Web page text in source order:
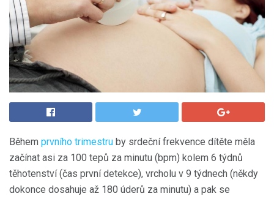
Během prvního trimestru by srdeční frekvence dítěte měla
začínat asi za 100 tepů za minutu (bpm) kolem 6 týdnů
těhotenství (čas první detekce), vrcholu v 9 týdnech (někdy
dokonce dosahuje až 180 úderů za minutu) a pak se